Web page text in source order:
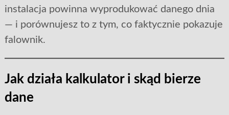
instalacja powinna wyprodukować danego dnia
— i porównujesz to z tym, co faktycznie pokazuje
falownik.
Jak działa kalkulator i skąd bierze
dane